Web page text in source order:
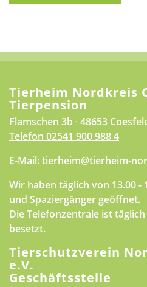
Tierheim Nordkreis
Tierpension
Flamschen 3b · 48653
Telefon 02541 900 988 4
E-Mail:tierheim@tierheim-
Wir haben täglich von 13.00
und Spaziergänger geöffnet.
Die Telefonzentrale ist
besetzt.
Tierschutzverein
e.V.
Geschäftsstelle